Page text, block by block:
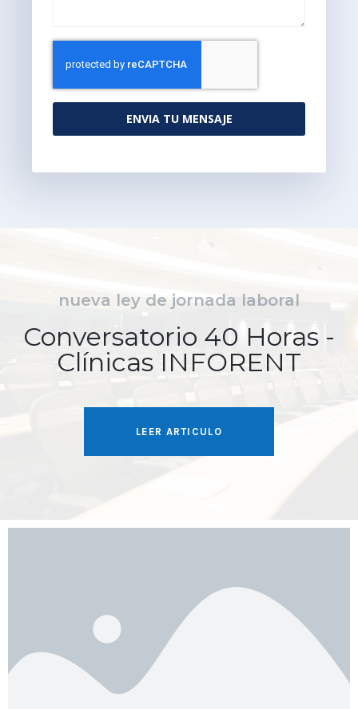
ENVIA TU MENSAJE
nueva ley de jornada laboral
Conversatorio 40 Horas -
Clínicas INFORENT
LEER ARTICULO